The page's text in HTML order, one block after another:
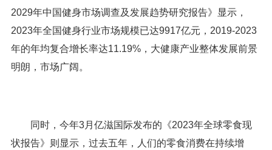
2029年中国健身市场调查及发展趋势研究报告》显示，
2023年全国健身行业市场规模已达9917亿元，2019-2023
年的年均复合增长率达11.19%，大健康产业整体发展前景
明朗，市场广阔。
同时，今年3月亿滋国际发布的《2023年全球零食现
状报告》则显示，过去五年，人们的零食消费在持续增